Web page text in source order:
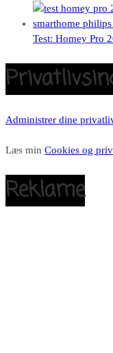
Test: Homey Pro
Administrer dine
Læs min Cookies og
Reklame